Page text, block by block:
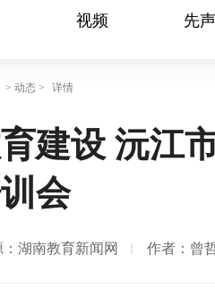
视频 先声
> 动态 > 详情
建设 沅江
会
：湖南教育新闻网 作者：曾